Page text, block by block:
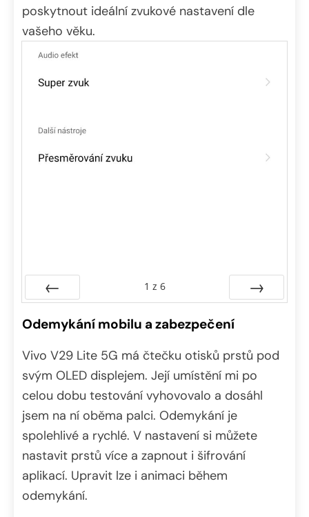
poskytnout ideální zvukové nastavení dle
vašeho věku.
1 z 6
Odemykání mobilu a zabezpečení
Vivo V29 Lite 5G má čtečku otisků prstů pod
svým OLED displejem. Její umístění mi po
celou dobu testování vyhovovalo a dosáhl
jsem na ní oběma palci. Odemykání je
spolehlivé a rychlé. V nastavení si můžete
nastavit prstů více a zapnout i šifrování
aplikací. Upravit lze i animaci během
odemykání.